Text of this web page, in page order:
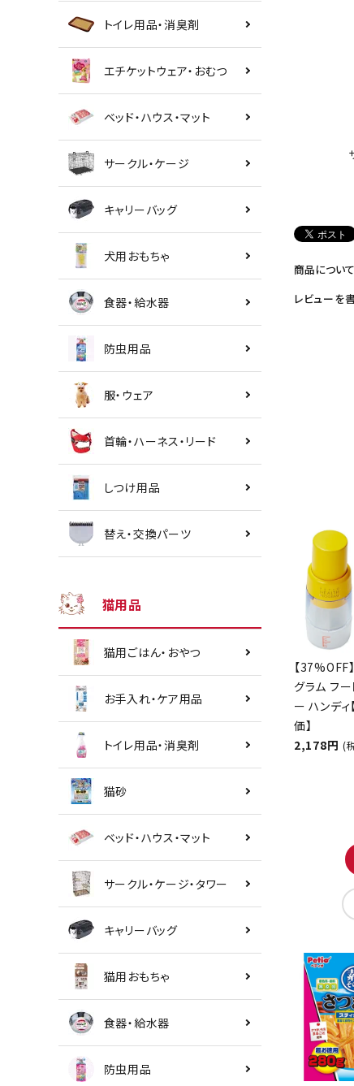
トイレ用品・消臭剤
エチケットウェア・おむつ
ベッド・ハウス・マット
サークル・ケージ
キャリーバッグ
犬用おもちゃ
食器・給水器
防虫用品
服・ウェア
首輪・ハーネス・リード
しつけ用品
替え・交換パーツ
猫用品
猫用ごはん・おやつ
お手入れ・ケア用品
トイレ用品・消臭剤
猫砂
ベッド・ハウス・マット
サークル・ケージ・タワー
キャリーバッグ
猫用おもちゃ
食器・給水器
防虫用品
商品につい
レビューを
【37%OFF
グラム フー
ー ハンデ
価】
2,178円 (